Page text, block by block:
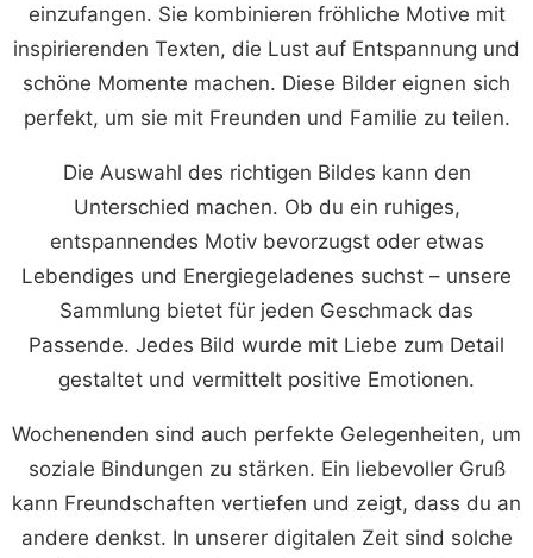
einzufangen. Sie kombinieren fröhliche Motive mit
inspirierenden Texten, die Lust auf Entspannung und
schöne Momente machen. Diese Bilder eignen sich
perfekt, um sie mit Freunden und Familie zu teilen.
Die Auswahl des richtigen Bildes kann den
Unterschied machen. Ob du ein ruhiges,
entspannendes Motiv bevorzugst oder etwas
Lebendiges und Energiegeladenes suchst – unsere
Sammlung bietet für jeden Geschmack das
Passende. Jedes Bild wurde mit Liebe zum Detail
gestaltet und vermittelt positive Emotionen.
Wochenenden sind auch perfekte Gelegenheiten, um
soziale Bindungen zu stärken. Ein liebevoller Gruß
kann Freundschaften vertiefen und zeigt, dass du an
andere denkst. In unserer digitalen Zeit sind solche